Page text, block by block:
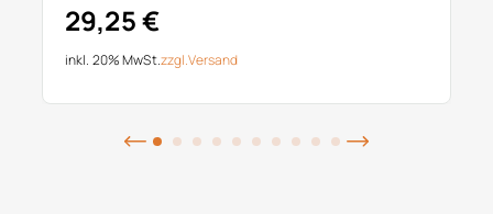
29,25 €
inkl. 20% MwSt.zzgl.Versand